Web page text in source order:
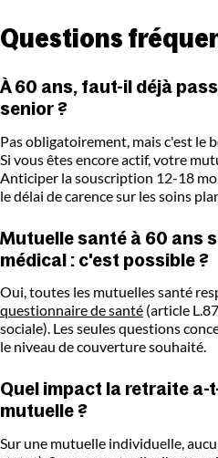
Questions
À 60 ans, faut-il déjà
senior ?
Pas obligatoirement, mais c'est le
Si vous êtes encore actif, votre
Anticiper la souscription 12-18
le délai de carence sur les soins
Mutuelle santé à 60 ans
médical : c'est possible ?
Oui, toutes les mutuelles santé
questionnaire de santé (article
sociale). Les seules questions
le niveau de couverture souhaité.
Quel impact la retraite
mutuelle ?
Sur une mutuelle individuelle,